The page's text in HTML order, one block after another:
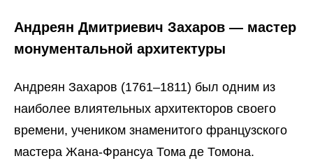
Андреян Дмитриевич Захаров — мастер
монументальной архитектуры
Андреян Захаров (1761–1811) был одним из
наиболее влиятельных архитекторов своего
времени, учеником знаменитого французского
мастера Жана-Франсуа Тома де Томона.